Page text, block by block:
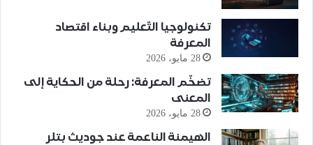
تكنولوجيا التّعليم وبناء اقتصاد
المعرفة
28 مايو، 2026
تضخّم المعرفة: رحلة من الحكاية إلى
المعنى
28 مايو، 2026
الهيمنة الناعمة عند جوديث بتلر